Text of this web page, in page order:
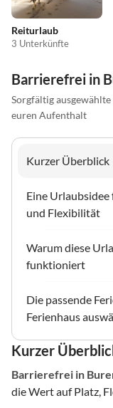
Reiturlaub
3 Unterkünfte
Barrierefrei in
Sorgfältig
euren Aufenthalt
Kurzer Überblick
Eine
und Flexibilität
Warum diese
funktioniert
Die passende
Ferienhaus
Kurzer
Barrierefrei in
die Wert auf Platz,